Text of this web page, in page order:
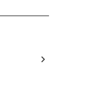
chevron_right